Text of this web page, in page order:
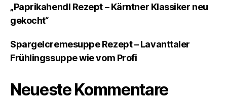
„Paprikahendl Rezept – Kärntner Klassiker neu
gekocht“
Spargelcremesuppe Rezept – Lavanttaler
Frühlingssuppe wie vom Profi
Neueste Kommentare